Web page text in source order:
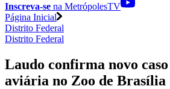
Inscreva-se na MetrópolesTV
Página Inicial
Distrito Federal
Distrito Federal
Laudo confirma novo
aviária no Zoo de Brasília